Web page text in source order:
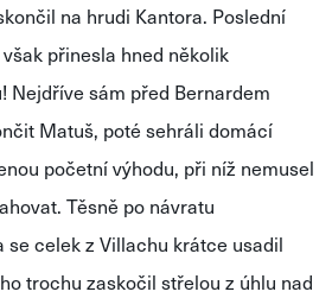
na hrudi Kantora. Poslední
přinesla hned několik
Nejdříve sám před Bernardem
Matuš, poté sehráli domácí
početní výhodu, při níž nemusel
Těsně po návratu
se celek z Villachu krátce usadil
trochu zaskočil střelou z úhlu nad